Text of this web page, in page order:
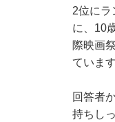
2位にラ
に、10
際映画
ています
回答者
持ちし